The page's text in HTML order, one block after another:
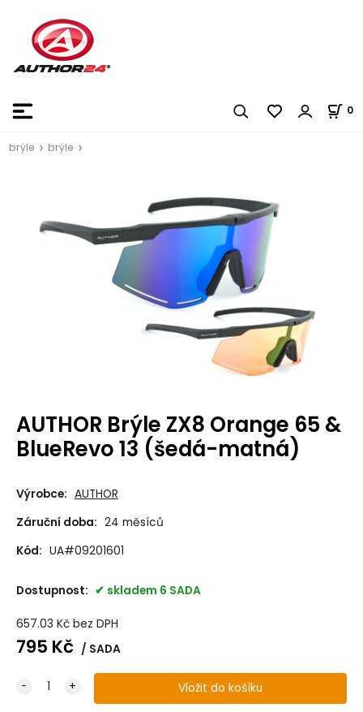
0
brýle brýle
AUTHOR Brýle ZX8 Orange 65 &
BlueRevo 13 (šedá-matná)
Výrobce: AUTHOR
Záruční doba: 24 měsíců
Kód: UA#09201601
Dostupnost: skladem 6 SADA
657.03 Kč bez DPH
795 Kč SADA